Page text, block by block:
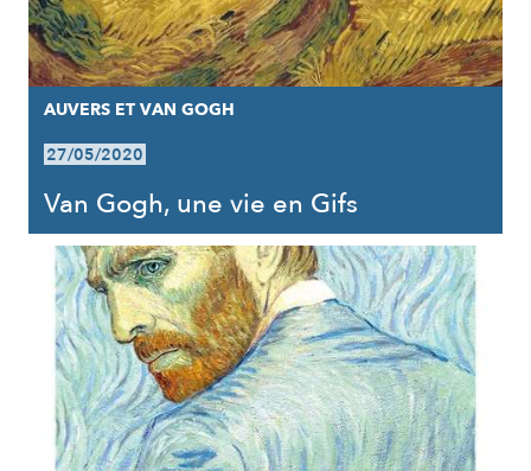
AUVERS ET VAN GOGH
27/05/2020
Van Gogh, une vie en Gifs